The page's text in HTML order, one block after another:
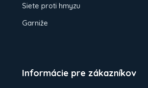
Siete proti hmyzu
Garniže
Informácie pre zákazníkov